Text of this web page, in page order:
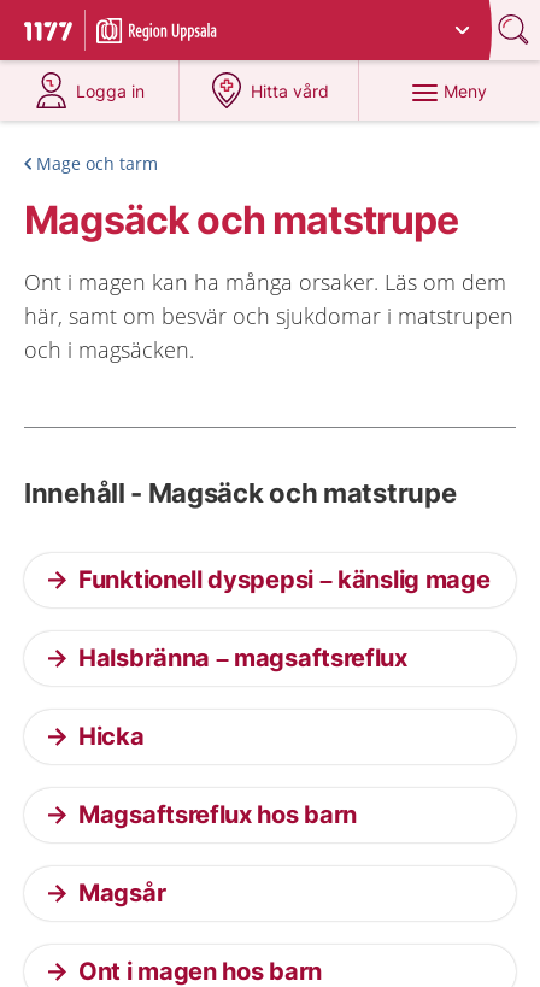
Till startsidan för 1177
Du har valt region
Logga in
på 1177.se
Hitta vård
på 1177.se
Meny
Mage och tarm
Magsäck och matstrupe
Ont i magen kan ha många orsaker. Läs om dem
här, samt om besvär och sjukdomar i matstrupen
och i magsäcken.
Innehåll - Magsäck och matstrupe
Funktionell dyspepsi – känslig mage
Halsbränna – magsaftsreflux
Hicka
Magsaftsreflux hos barn
Magsår
Ont i magen hos barn